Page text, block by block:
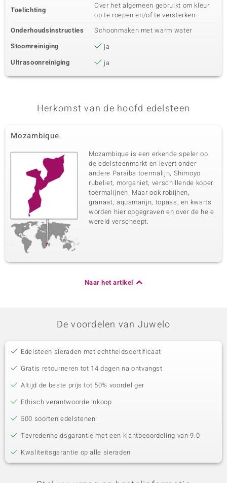
Toelichting
Over het algemeen gebruikt om kleur
op te roepen en/of te versterken.
Onderhoudsinstructies
Schoonmaken met warm water
Stoomreiniging
ja
Ultrasoonreiniging
ja
Herkomst van de hoofd edelsteen
Mozambique
Mozambique is een erkende speler op
de edelsteenmarkt en levert onder
andere Paraiba toermalijn, Shimoyo
rubeliet, morganiet, verschillende koper
toermalijnen. Maar ook robijnen,
granaat, aquamarijn, topaas, en kwarts
worden hier opgegraven en over de hele
wereld verscheept.
Naar het artikel
De voordelen van Juwelo
Edelsteen sieraden met echtheidscertificaat
Gratis retourneren tot 14 dagen na ontvangst
Altijd de beste prijs tot 50% voordeliger
Ethisch verantwoorde inkoop
500 soorten edelstenen
Tevredenheidsgarantie met een klantbeoordeling van 9.0
Kwaliteitsgarantie op alle sieraden